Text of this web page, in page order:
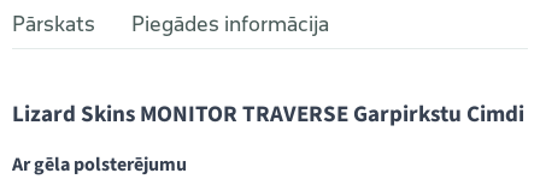
Pārskats
Piegādes informācija
Lizard Skins MONITOR TRAVERSE Garpirkstu Cimdi
Ar gēla polsterējumu